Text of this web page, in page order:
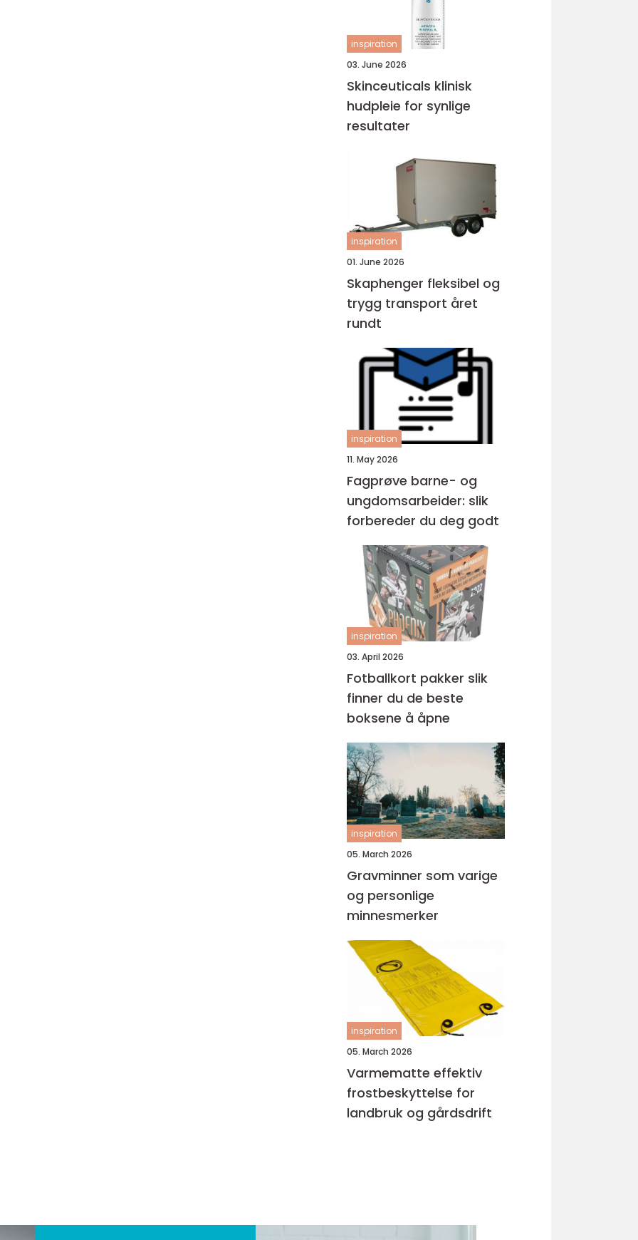
inspiration
03. June 2026
Skinceuticals klinisk
hudpleie for synlige
resultater
inspiration
01. June 2026
Skaphenger fleksibel og
trygg transport året
rundt
inspiration
11. May 2026
Fagprøve barne- og
ungdomsarbeider: slik
forbereder du deg godt
inspiration
03. April 2026
Fotballkort pakker slik
finner du de beste
boksene å åpne
inspiration
05. March 2026
Gravminner som varige
og personlige
minnesmerker
inspiration
05. March 2026
Varmematte effektiv
frostbeskyttelse for
landbruk og gårdsdrift